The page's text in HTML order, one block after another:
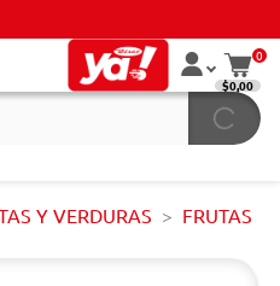
0
$0,00
Y VERDURAS FRUTAS